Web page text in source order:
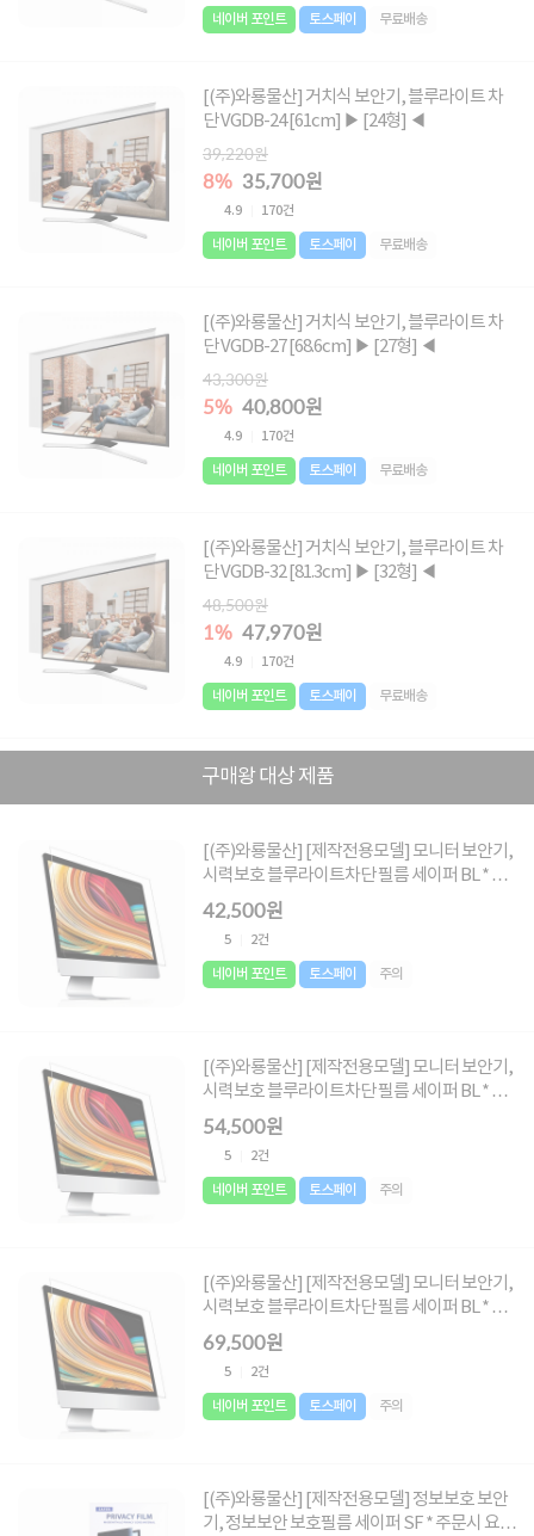
네이버 포인트 토스페이 무료배송
[(주)와룡물산] 거치식 보안기, 블루라이트 차
단 VGDB-24 [61cm] ▶ [24형] ◀
39,220원
8% 35,700원
4.9 170건
네이버 포인트 토스페이 무료배송
[(주)와룡물산] 거치식 보안기, 블루라이트 차
단 VGDB-27 [68.6cm] ▶ [27형] ◀
43,300원
5% 40,800원
4.9 170건
네이버 포인트 토스페이 무료배송
[(주)와룡물산] 거치식 보안기, 블루라이트 차
단 VGDB-32 [81.3cm] ▶ [32형] ◀
48,500원
1% 47,970원
4.9 170건
네이버 포인트 토스페이 무료배송
구매왕 대상 제품
[(주)와룡물산] [제작전용모델] 모니터 보안기,
시력보호 블루라이트차단 필름 세이퍼 BL * 주
문시 요청글에 사이즈 메모 必 * [사이즈 :
495X287~ 532X300]
42,500원
5 2건
네이버 포인트 토스페이 주의
[(주)와룡물산] [제작전용모델] 모니터 보안기,
시력보호 블루라이트차단 필름 세이퍼 BL * 주
문시 요청글에 사이즈 메모 必 * [사이즈 :
552X330 ~ 698X395]
54,500원
5 2건
네이버 포인트 토스페이 주의
[(주)와룡물산] [제작전용모델] 모니터 보안기,
시력보호 블루라이트차단 필름 세이퍼 BL * 주
문시 요청글에 사이즈 메모 必 * [사이즈 :
670X400 ~ 850X700]
69,500원
5 2건
네이버 포인트 토스페이 주의
[(주)와룡물산] [제작전용모델] 정보보호 보안
기, 정보보안 보호필름 세이퍼 SF * 주문시 요청